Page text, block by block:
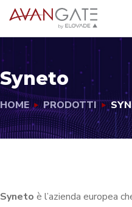
Syneto
HOME PRODOTTI
Syneto è l’azienda europea